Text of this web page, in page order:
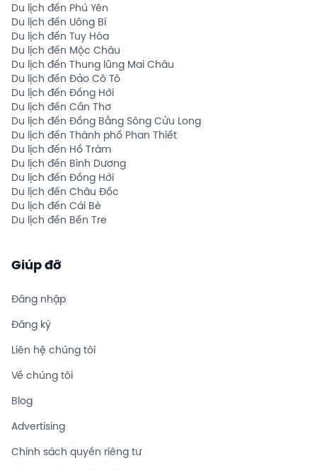
Du lịch đến Phú Yên
Du lịch đến Uông Bí
Du lịch đến Tuy Hòa
Du lịch đến Mộc Châu
Du lịch đến Thung lũng Mai Châu
Du lịch đến Đảo Cô Tô
Du lịch đến Đồng Hới
Du lịch đến Cần Thơ
Du lịch đến Đồng Bằng Sông Cửu Long
Du lịch đến Thành phố Phan Thiết
Du lịch đến Hồ Tràm
Du lịch đến Bình Dương
Du lịch đến Đồng Hới
Du lịch đến Châu Đốc
Du lịch đến Cái Bè
Du lịch đến Bến Tre
Giúp đỡ
Đăng nhập
Đăng ký
Liên hệ chúng tôi
Về chúng tôi
Blog
Advertising
Chính sách quyền riêng tư